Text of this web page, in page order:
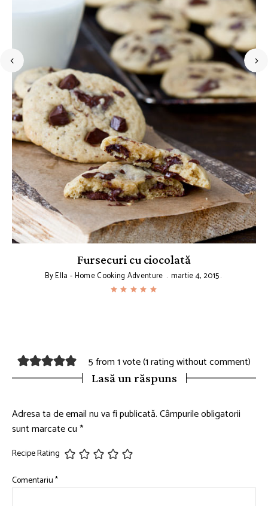
Fursecuri cu ciocolată
ByElla - Home Cooking Adventure martie 4, 2015
5 from 1 vote (1 rating without comment)
Lasă un răspuns
Adresa ta de email nu va fi publicată.Câmpurile obligatorii
sunt marcate cu*
Recipe Rating
Comentariu*